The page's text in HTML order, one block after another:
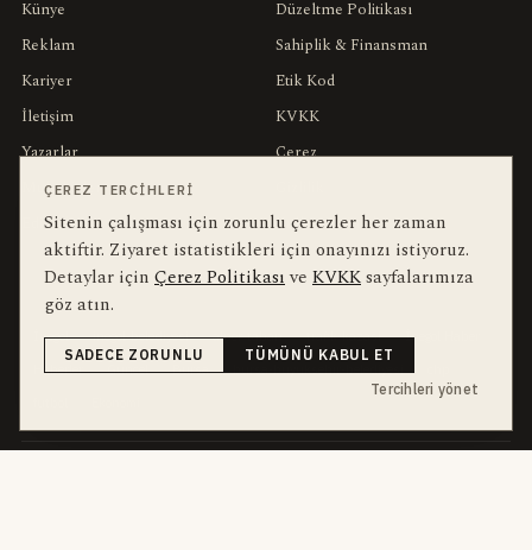
Künye
Reklam
Kariyer
İletişim
Yazarlar
Muhabirler
Editörler
Düzeltme Politikası
Sahiplik & Finansman
Etik Kod
KVKK
Çerez
Kullanım Şartları
YEREL ARANANLAR
İnegöl inegol-belediyesi alper-taban trafik-kazasi
İnegöl Haber
Haberler
Güncel Bursa bursa-buyuksehir-belediyesi
ÇEREZ TERCIHLERI
Sitenin çalışması için zorunlu çerezler her zaman
aktiftir. Ziyaret istatistikleri için onayınızı istiyoruz.
Detaylar için Çerez Politikasıve KVKKsayfalarımıza
göz atın.
SADECE ZORUNLU
TÜMÜNÜ KABUL ET
Tercihleri yönet